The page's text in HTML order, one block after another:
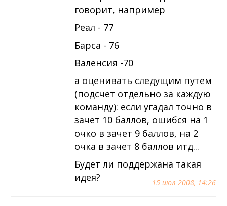
15 июл 2008, 14:26
говорит, например
Реал - 77
Барса - 76
Валенсия -70
а оценивать следущим путем
(подсчет отдельно за каждую
команду): если угадал точно в
зачет 10 баллов, ошибся на 1
очко в зачет 9 баллов, на 2
очка в зачет 8 баллов итд...
Будет ли поддержана такая
идея?